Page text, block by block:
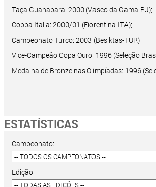
Taça Guanabara: 2000 (Vasco da Gama-RJ);
Coppa Italia: 2000/01 (Fiorentina-ITA);
Campeonato Turco: 2003 (Besiktas-TUR)
Vice-Campeão Copa Ouro: 1996 (Seleção
Medalha de Bronze nas Olimpíadas: 1996
ESTATÍSTICAS
Campeonato:
Edição: